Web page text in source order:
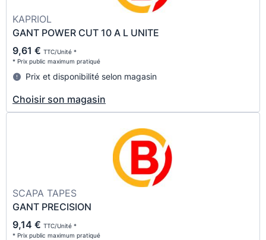
KAPRIOL
GANT POWER CUT 10 A L UNITE
9,61 € TTC/Unité *
* Prix public maximum pratiqué
Prix et disponibilité selon magasin
Choisir son magasin
SCAPA TAPES
GANT PRECISION
9,14 € TTC/Unité *
* Prix public maximum pratiqué